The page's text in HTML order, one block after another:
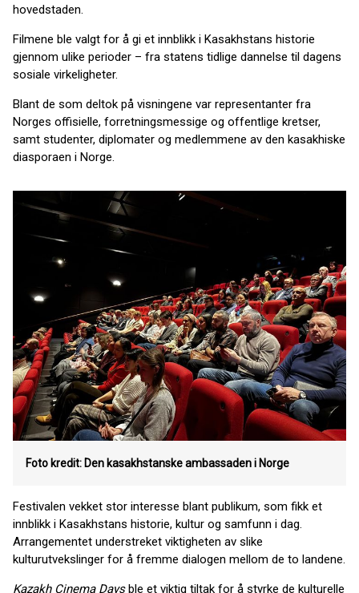
hovedstaden.
Filmene ble valgt for å gi et innblikk i Kasakhstans historie
gjennom ulike perioder – fra statens tidlige dannelse til dagens
sosiale virkeligheter.
Blant de som deltok på visningene var representanter fra
Norges offisielle, forretningsmessige og offentlige kretser,
samt studenter, diplomater og medlemmene av den kasakhiske
diasporaen i Norge.
Foto kredit: Den kasakhstanske ambassaden i Norge
Festivalen vekket stor interesse blant publikum, som fikk et
innblikk i Kasakhstans historie, kultur og samfunn i dag.
Arrangementet understreket viktigheten av slike
kulturutvekslinger for å fremme dialogen mellom de to landene.
Kazakh Cinema Daysble et viktig tiltak for å styrke de kulturelle